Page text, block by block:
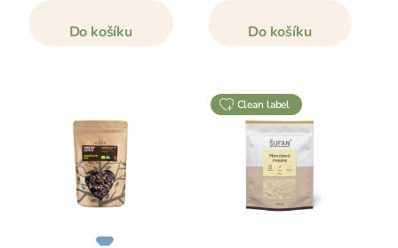
Do košíku Do košíku
clean label